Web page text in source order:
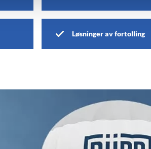
Løsninger av fortolling